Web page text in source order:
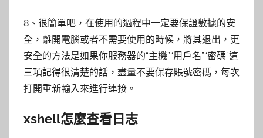
8、很簡單吧，在使用的過程中一定要保證數據的安
全，離開電腦或者不需要使用的時候，將其退出，更
安全的方法是如果你服務器的“主機”“用戶名”“密碼”這
三項記得很清楚的話，盡量不要保存賬號密碼，每次
打開重新輸入來進行連接。
xshell怎麼查看日志